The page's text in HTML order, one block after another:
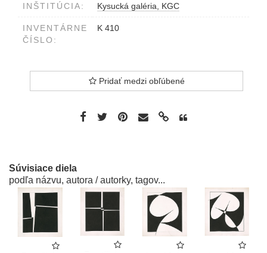
INŠTITÚCIA: Kysucká galéria, KGC
INVENTÁRNE
ČÍSLO:
K 410
Pridať medzi obľúbené
Súvisiace diela
podľa názvu, autora / autorky, tagov...